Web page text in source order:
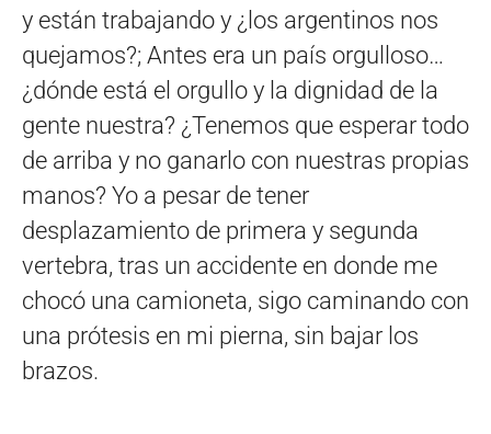
y están trabajando y ¿los argentinos nos
quejamos?; Antes era un país orgulloso…
¿dónde está el orgullo y la dignidad de la
gente nuestra? ¿Tenemos que esperar todo
de arriba y no ganarlo con nuestras propias
manos? Yo a pesar de tener
desplazamiento de primera y segunda
vertebra, tras un accidente en donde me
chocó una camioneta, sigo caminando con
una prótesis en mi pierna, sin bajar los
brazos.